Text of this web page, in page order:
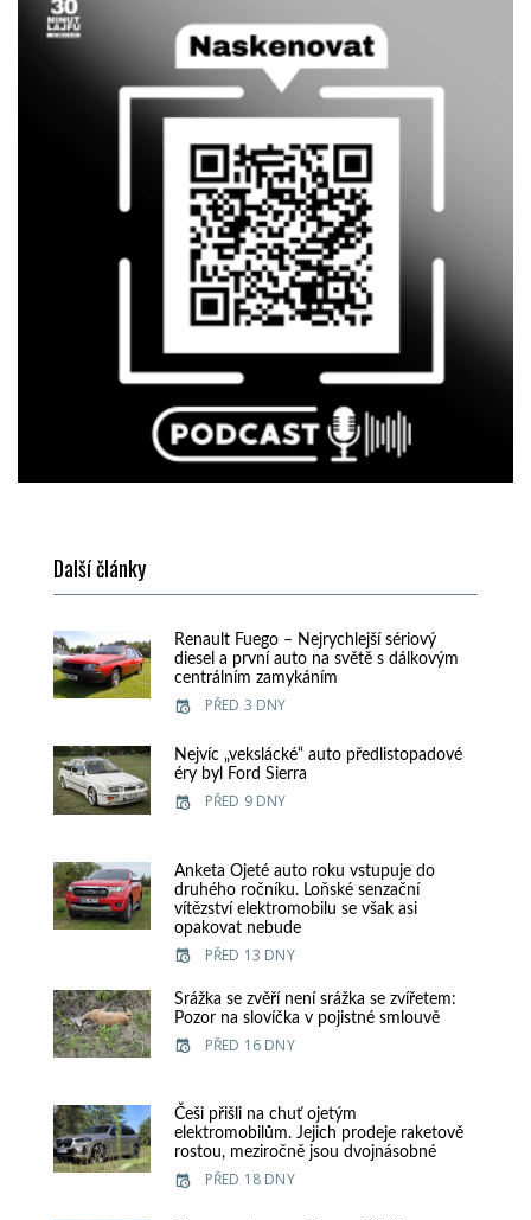
Další články
Renault Fuego – Nejrychlejší sériový
diesel a první auto na světě s dálkovým
centrálním zamykáním
PŘED 3 DNY
Nejvíc „vekslácké“ auto předlistopadové
éry byl Ford Sierra
PŘED 9 DNY
Anketa Ojeté auto roku vstupuje do
druhého ročníku. Loňské senzační
vítězství elektromobilu se však asi
opakovat nebude
PŘED 13 DNY
Srážka se zvěří není srážka se zvířetem:
Pozor na slovíčka v pojistné smlouvě
PŘED 16 DNY
Češi přišli na chuť ojetým
elektromobilům. Jejich prodeje raketově
rostou, meziročně jsou dvojnásobné
PŘED 18 DNY